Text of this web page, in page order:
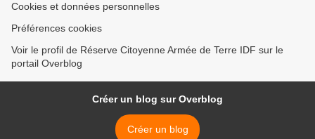
Cookies et données personnelles
Préférences cookies
Voir le profil de Réserve Citoyenne Armée de Terre IDF sur le
portail Overblog
Créer un blog sur Overblog
Créer un blog